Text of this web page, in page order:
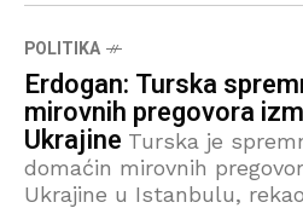
premijer Andrej Plenković
Kopenhagenu kojim
POLITIKA
Erdogan: Turska
mirovnih pregovora
Ukrajine Turska je
domaćin mirovnih
Ukrajine u Istanbulu,